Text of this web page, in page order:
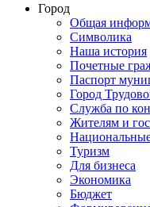
Город
Общая
Символика
Наша история
Почетные
Паспорт
Город
Служба по
Жителям и
Туризм
Для бизнеса
Экономика
Бюджет